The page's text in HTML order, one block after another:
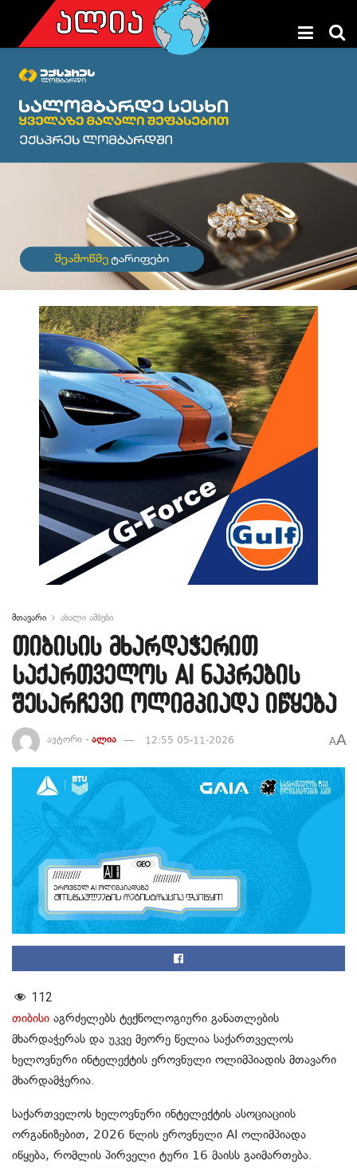
მთავარი ახალი ამბები
თიბისის მხარდაჭერით
საქართველოს AI ნაკრების
შესარჩევი ოლიმპიადა იწყება
ავტორი - ალია 12:55 05-11-2026 AA
112
თიბისი აგრძელებს ტექნოლოგიური განათლების
მხარდაჭერას და უკვე მეორე წელია საქართველოს
ხელოვნური ინტელექტის ეროვნული ოლიმპიადის მთავარი
მხარდამჭერია.
საქართველოს ხელოვნური ინტელექტის ასოციაციის
ორგანიზებით, 2026 წლის ეროვნული AI ოლიმპიადა
იწყება, რომლის პირველი ტური 16 მაისს გაიმართება.